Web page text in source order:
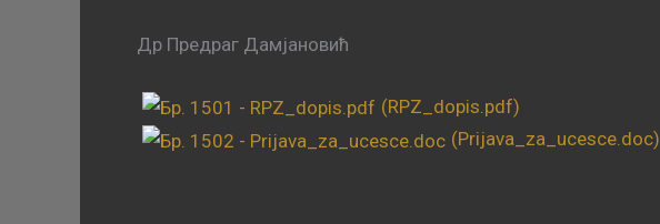
Др Предраг Дамјановић
(RPZ_dopis.pdf)
(Prijava_za_ucesce.doc)